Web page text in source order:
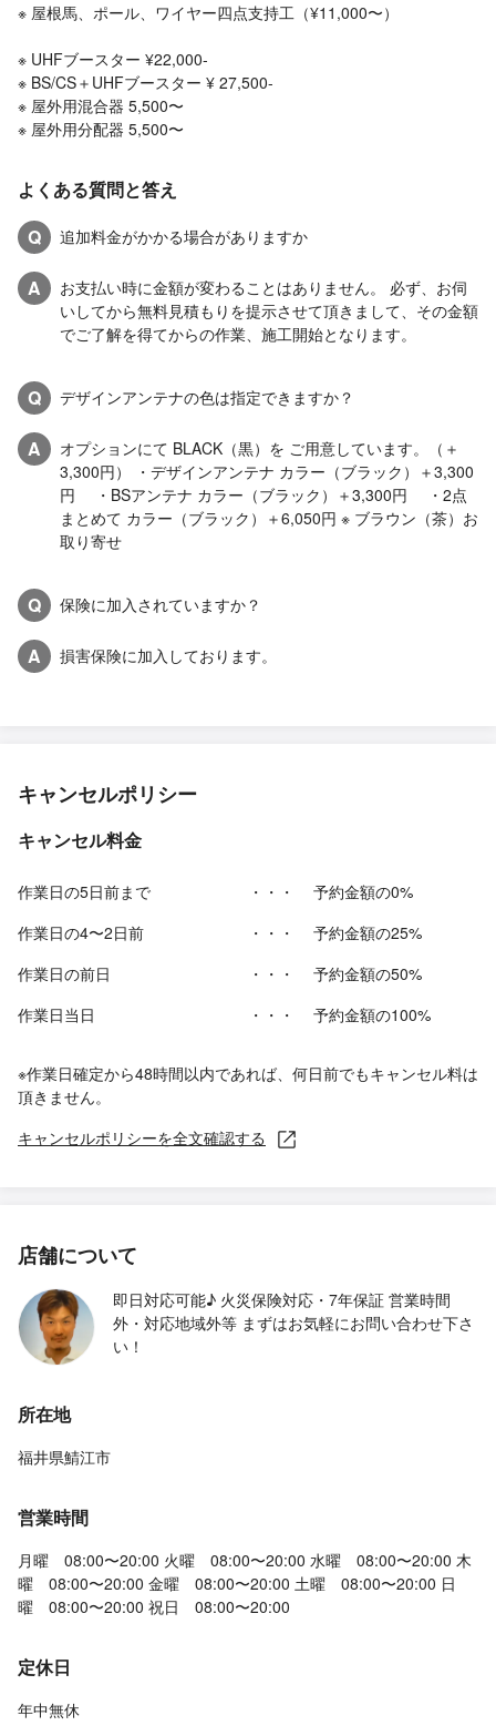
※ 屋根馬、ポール、ワイヤー四点支持工（¥11,000〜）
※ UHFブースター ¥22,000-
※ BS/CS＋UHFブースター ¥ 27,500-
※ 屋外用混合器 5,500〜
※ 屋外用分配器 5,500〜
よくある質問と答え
Q
追加料金がかかる場合がありますか
A
お支払い時に金額が変わることはありません。 必ず、お伺
いしてから無料見積もりを提示させて頂きまして、その金額
でご了解を得てからの作業、施工開始となります。
Q デザインアンテナの色は指定できますか？
A
オプションにて BLACK（黒）を ご用意しています。（＋
3,300円） ・デザインアンテナ カラー（ブラック）＋3,300
円 ・BSアンテナ カラー（ブラック）＋3,300円 ・2点
まとめて カラー（ブラック）＋6,050円 ※ ブラウン（茶）お
取り寄せ
Q 保険に加入されていますか？
A 損害保険に加入しております。
キャンセルポリシー
キャンセル料金
作業日の5日前まで ・・・
予約金額の0%
作業日の4〜2日前
・・・
予約金額の25%
作業日の前日
・・・
予約金額の50%
作業日当日
・・・ 予約金額の100%
※作業日確定から48時間以内であれば、何日前でもキャンセル料は
頂きません。
キャンセルポリシーを全文確認する
店舗について
即日対応可能♪ 火災保険対応・7年保証 営業時間
外・対応地域外等 まずはお気軽にお問い合わせ下さ
い！
所在地
福井県鯖江市
営業時間
月曜 08:00〜20:00 火曜 08:00〜20:00 水曜 08:00〜20:00 木
曜 08:00〜20:00 金曜 08:00〜20:00 土曜 08:00〜20:00 日
曜 08:00〜20:00 祝日 08:00〜20:00
定休日
年中無休